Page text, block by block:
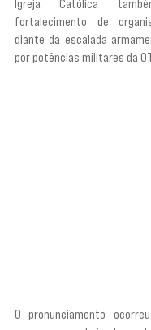
Igreja Católica
fortalecimento de
diante da escalada
por potências militares da
O pronunciamento